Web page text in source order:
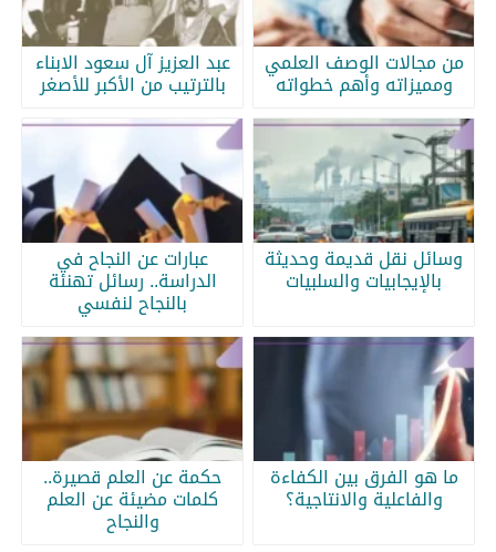
من مجالات الوصف العلمي
ومميزاته وأهم خطواته
عبد العزيز آل سعود الابناء
بالترتيب من الأكبر للأصغر
وسائل نقل قديمة وحديثة
بالإيجابيات والسلبيات
عبارات عن النجاح في
الدراسة.. رسائل تهنئة
بالنجاح لنفسي
ما هو الفرق بين الكفاءة
والفاعلية والانتاجية؟
حكمة عن العلم قصيرة..
كلمات مضيئة عن العلم
والنجاح